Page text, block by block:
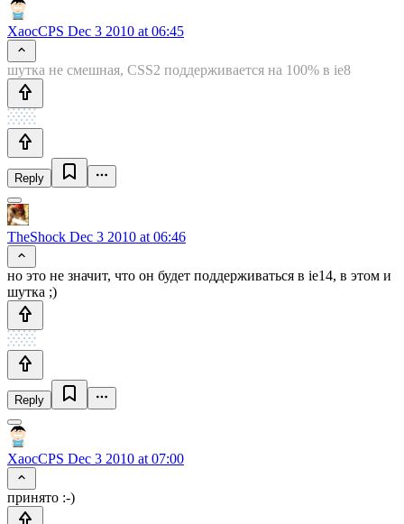
XaocCPS Dec 3 2010 at 06:45
шутка не смешная, CSS2 поддерживается на 100% в ie8
Reply
TheShock Dec 3 2010 at 06:46
но это не значит, что он будет поддерживаться в ie14, в этом и
шутка ;)
Reply
XaocCPS Dec 3 2010 at 07:00
принято :-)